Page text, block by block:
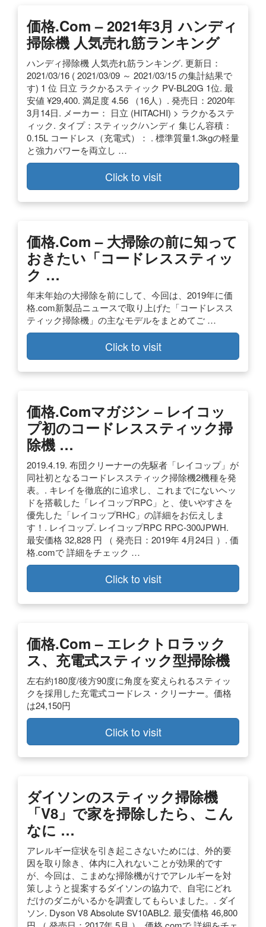
価格.com – 2021年3月 ハンディ
掃除機 人気売れ筋ランキング
ハンディ掃除機 人気売れ筋ランキング. 更新日：
2021/03/16 ( 2021/03/09 ～ 2021/03/15 の集計結果で
す) 1 位 日立 ラクかるスティック PV-BL20G 1位. 最
安値 ¥29,400. 満足度 4.56 （16人）. 発売日：2020年
3月14日. メーカー： 日立 (HITACHI) > ラクかるステ
ィック. タイプ：スティック/ハンディ 集じん容積：
0.15L コードレス（充電式）： . 標準質量1.3kgの軽量
と強力パワーを両立し …
Click to visit
価格.com – 大掃除の前に知って
おきたい「コードレススティッ
ク …
年末年始の大掃除を前にして、今回は、2019年に価
格.com新製品ニュースで取り上げた「コードレスス
ティック掃除機」の主なモデルをまとめてご …
Click to visit
価格.comマガジン – レイコッ
プ初のコードレススティック掃
除機 …
2019.4.19. 布団クリーナーの先駆者「レイコップ」が
同社初となるコードレススティック掃除機2機種を発
表。. キレイを徹底的に追求し、これまでにないヘッ
ドを搭載した「レイコップRPC」と、使いやすさを
優先した「レイコップRHC」の詳細をお伝えしま
す！. レイコップ. レイコップRPC RPC-300JPWH.
最安価格 32,828 円 （ 発売日：2019年 4月24日 ）. 価
格.comで 詳細をチェック …
Click to visit
価格.com – エレクトロラック
ス、充電式スティック型掃除機
左右約180度/後方90度に角度を変えられるスティッ
クを採用した充電式コードレス・クリーナー。価格
は24,150円
Click to visit
ダイソンのスティック掃除機
「V8」で家を掃除したら、こん
なに …
アレルギー症状を引き起こさないためには、外的要
因を取り除き、体内に入れないことが効果的です
が、今回は、こまめな掃除機がけでアレルギーを対
策しようと提案するダイソンの協力で、自宅にどれ
だけのダニがいるかを調査してもらいました。. ダイ
ソン. Dyson V8 Absolute SV10ABL2. 最安価格 46,800